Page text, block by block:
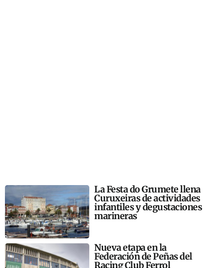
La Festa do Grumete llena
Curuxeiras de actividades
infantiles y degustaciones
marineras
Nueva etapa en la
Federación de Peñas del
Racing Club Ferrol